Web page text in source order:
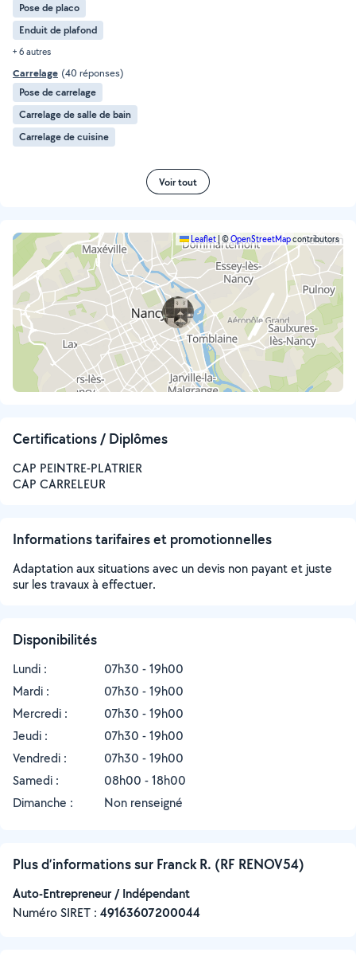
Pose de placo
Enduit de plafond
+ 6 autres
Carrelage (40 réponses)
Pose de carrelage
Carrelage de salle de bain
Carrelage de cuisine
Voir tout
Leaflet| ©OpenStreetMapcontributors
Certifications / Diplômes
CAP PEINTRE-PLATRIER
CAP CARRELEUR
Informations tarifaires et promotionnelles
Adaptation aux situations avec un devis non payant et juste
sur les travaux à effectuer.
Disponibilités
Lundi :
07h30 - 19h00
Mardi :
07h30 - 19h00
Mercredi :
07h30 - 19h00
Jeudi :
07h30 - 19h00
Vendredi :
07h30 - 19h00
Samedi :
08h00 - 18h00
Dimanche :
Non renseigné
Plus d’informations sur Franck R. (RF RENOV54)
Auto-Entrepreneur / Indépendant
Numéro SIRET : ‍49163607200044